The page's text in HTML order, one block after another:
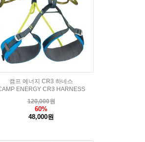
캠프 에너지 CR3 하네스
ENERGY CR3 HARNESS
120,000원
60%
48,000원